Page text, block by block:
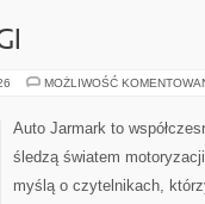
MOŻLIWOŚĆ
Auto Jarmark to
śledzą światem
myślą o czytelnikach,